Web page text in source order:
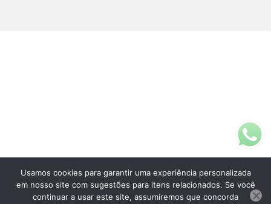
Fale Conosco
(11)3313-5200
Usamos cookies para garantir uma experiência personalizada
em nosso site com sugestões para itens relacionados. Se você
continuar a usar este site, assumiremos que concorda